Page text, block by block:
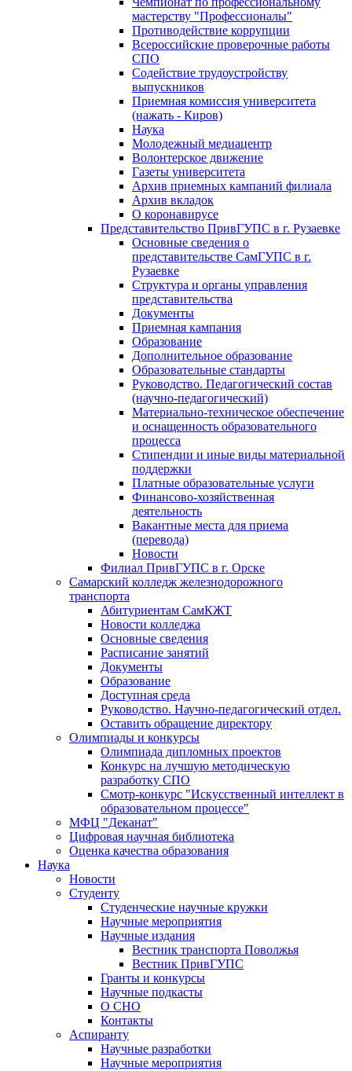
мастерству "Профессионалы"
Противодействие коррупции
Всероссийские проверочные работы
СПО
Cодействиe трудоустройству
выпускников
Приемная комиссия университета
(нажать - Киров)
Наука
Молодежный медиацентр
Волонтерское движение
Газеты университета
Архив приемных кампаний филиала
Архив вкладок
О коронавирусе
Представительство ПривГУПС в г. Рузаевке
Основные сведения о
представительстве СамГУПС в г.
Рузаевке
Структура и органы управления
представительства
Документы
Приемная кампания
Образование
Дополнительное образование
Образовательные стандарты
Руководство. Педагогический состав
(научно-педагогический)
Материально-техническое обеспечение
и оснащенность образовательного
процесса
Стипендии и иные виды материальной
поддержки
Платные образовательные услуги
Финансово-хозяйственная
деятельность
Вакантные места для приема
(перевода)
Новости
Филиал ПривГУПС в г. Орске
Самарский колледж железнодорожного
транспорта
Абитуриентам СамКЖТ
Новости колледжа
Основные сведения
Расписание занятий
Документы
Образование
Доступная среда
Руководство. Научно-педагогический отдел.
Оставить обращение директору
Олимпиады и конкурсы
Олимпиада дипломных проектов
Конкурс на лучшую методическую
разработку СПО
Смотр-конкурс "Искусственный интеллект в
образовательном процессе"
МФЦ "Деканат"
Цифровая научная библиотека
Оценка качества образования
Наука
Новости
Студенту
Студенческие научные кружки
Научные мероприятия
Научные издания
Вестник транспорта Поволжья
Вестник ПривГУПС
Гранты и конкурсы
Научные подкасты
О СНО
Контакты
Аспиранту
Научные разработки
Научные мероприятия